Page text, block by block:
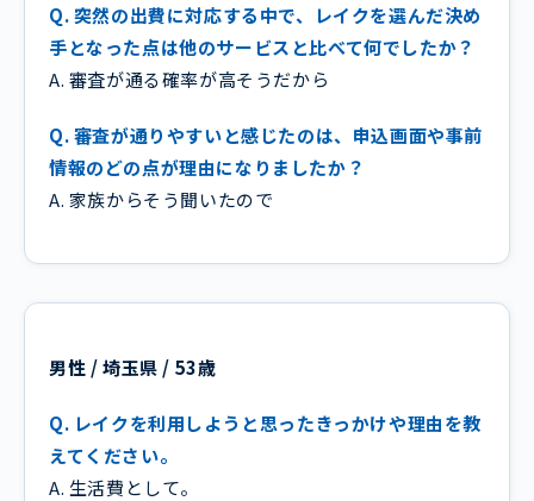
Q. 突然の出費に対応する中で、レイクを選んだ決め
手となった点は他のサービスと比べて何でしたか？
A. 審査が通る確率が高そうだから
Q. 審査が通りやすいと感じたのは、申込画面や事前
情報のどの点が理由になりましたか？
A. 家族からそう聞いたので
男性 / 埼玉県 / 53歳
Q. レイクを利用しようと思ったきっかけや理由を教
えてください。
A. 生活費として。